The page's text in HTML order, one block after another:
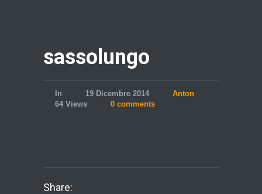
sassolungo
In 19 Dicembre 2014
Anton
64 Views
0 comments
Share: